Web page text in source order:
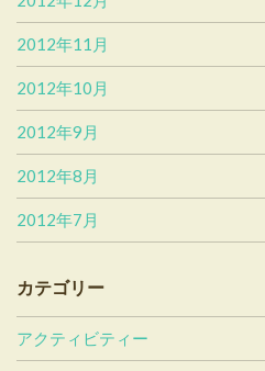
2012年11月
2012年10月
2012年9月
2012年8月
2012年7月
カテゴリー
アクティビティー